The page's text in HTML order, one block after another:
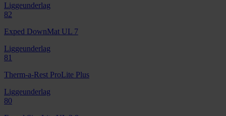
Liggeunderlag
82
Exped DownMat UL 7
Liggeunderlag
81
Therm-a-Rest ProLite Plus
Liggeunderlag
80